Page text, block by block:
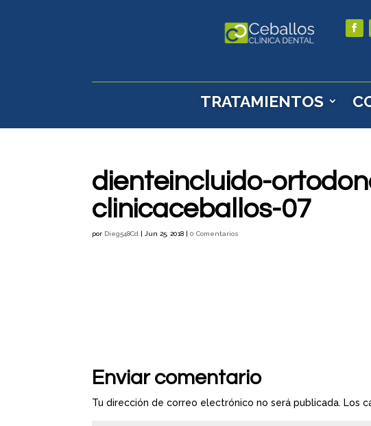
TRATAMIENTOS
dienteincluido-
clinicaceballos-07
por Dieg548Cd | Jun 25, 2018 |0 Comentarios
Enviar comentario
Tu dirección de correo electrónico no será publicada. Los